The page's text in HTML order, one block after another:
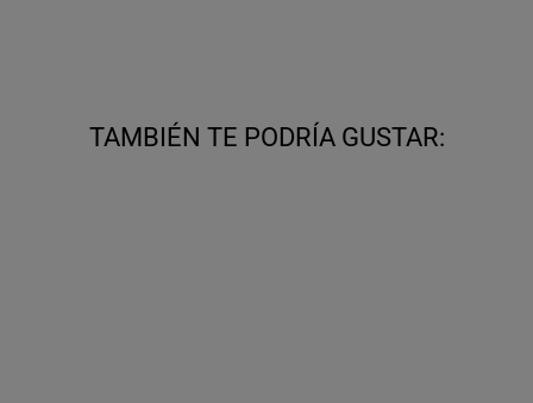
TAMBIÉN TE PODRÍA GUSTAR: